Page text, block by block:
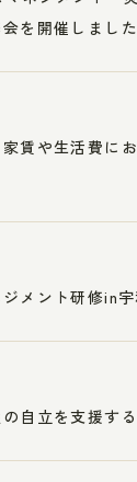
を開催しました
家賃や生活費に
メント研修in
自立を支援す